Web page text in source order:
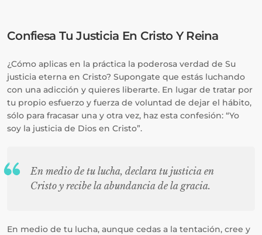
Confiesa Tu Justicia En Cristo Y Reina
¿Cómo aplicas en la práctica la poderosa verdad de Su
justicia eterna en Cristo? Supongate que estás luchando
con una adicción y quieres liberarte. En lugar de tratar por
tu propio esfuerzo y fuerza de voluntad de dejar el hábito,
sólo para fracasar una y otra vez, haz esta confesión: “Yo
soy la justicia de Dios en Cristo”.
En medio de tu lucha, declara tu justicia en
Cristo y recibe la abundancia de la gracia.
En medio de tu lucha, aunque cedas a la tentación, cree y